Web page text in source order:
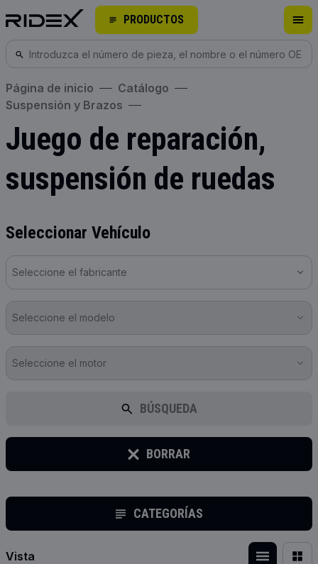
PRODUCTOS
Página de inicio
Catálogo
Suspensión y Brazos
Juego de reparación,
suspensión de ruedas
Seleccionar Vehículo
Seleccione el fabricante
Seleccione el modelo
Seleccione el motor
BÚSQUEDA
BORRAR
CATEGORÍAS
Vista